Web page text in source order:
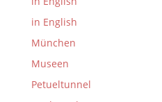
in English
München
Museen
Petueltunnel